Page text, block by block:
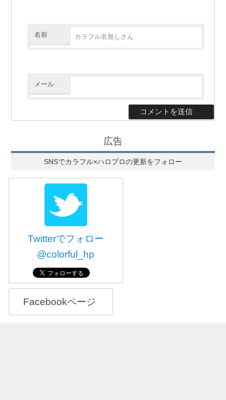
名前
メール
広告
SNSでカラフル×ハロプロの更新をフォロー
Twitterでフォロー
@colorful_hp
Facebookページ